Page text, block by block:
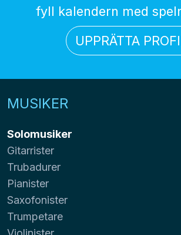
fyll kalendern med
UPPRÄTTA
MUSIKER
Solomusiker
Gitarrister
Trubadurer
Pianister
Saxofonister
Trumpetare